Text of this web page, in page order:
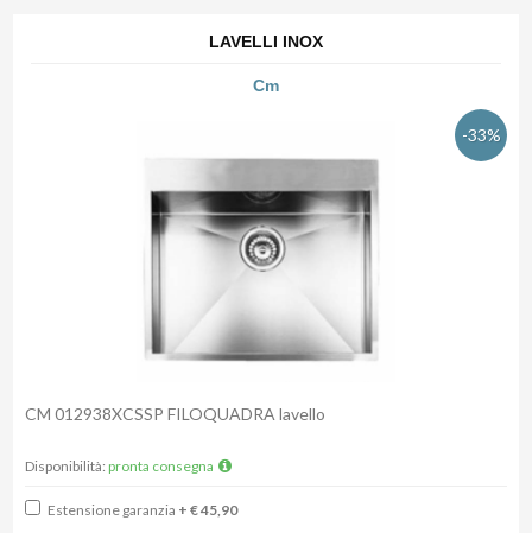
LAVELLI INOX
Cm
-33%
CM 012938XCSSP FILOQUADRA lavello
Disponibilità: pronta consegna
Estensione garanzia + € 45,90